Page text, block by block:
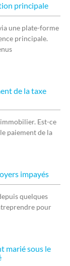
principale
une plate-forme
principale.
de la taxe
Est-ce
paiement de la
impayés
quelques
pour
marié sous le